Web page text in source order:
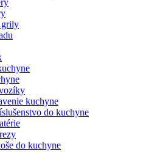
grily
kuchyne
do kuchyne
do kuchyne